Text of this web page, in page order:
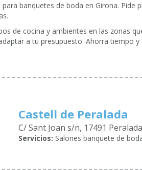
banquetes de boda en Girona.
de cocina y ambientes en las zonas
a tu presupuesto. Ahorra tiempo
Castell de Peralada
C/ Sant Joan s/n, 17491
Servicios: Salones banquete de